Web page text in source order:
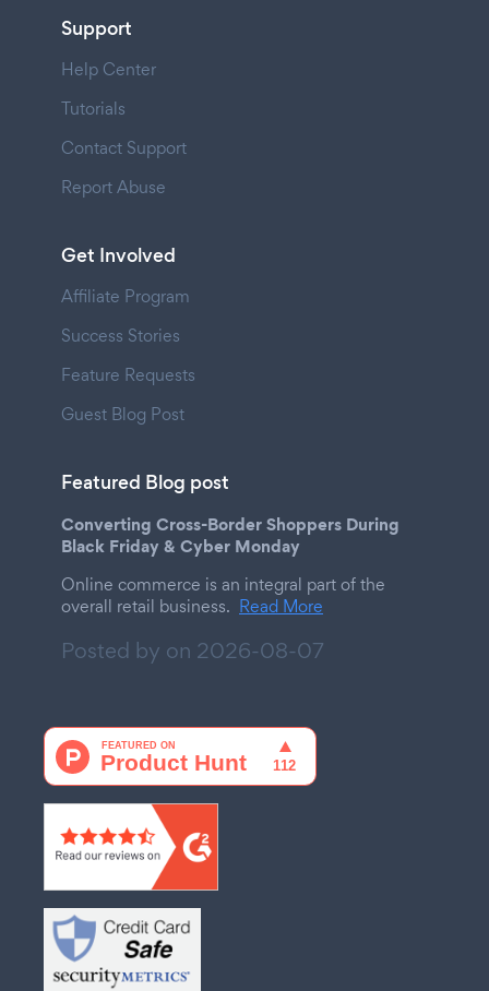
Support
Help Center
Tutorials
Contact Support
Report Abuse
Get Involved
Affiliate Program
Success Stories
Feature Requests
Guest Blog Post
Featured Blog post
Converting Cross-Border Shoppers During
Black Friday & Cyber Monday
Online commerce is an integral part of the
overall retail business. Read More
Posted by on 2026-08-07